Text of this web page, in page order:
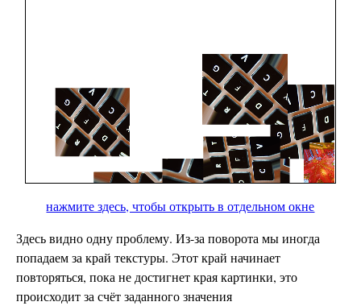
нажмите здесь, чтобы открыть в отдельном окне
Здесь видно одну проблему. Из-за поворота мы иногда
попадаем за край текстуры. Этот край начинает
повторяться, пока не достигнет края картинки, это
происходит за счёт заданного значения